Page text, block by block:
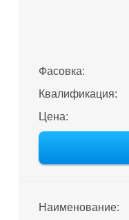
Фасовка:
Квалификация:
Цена:
Наименование: